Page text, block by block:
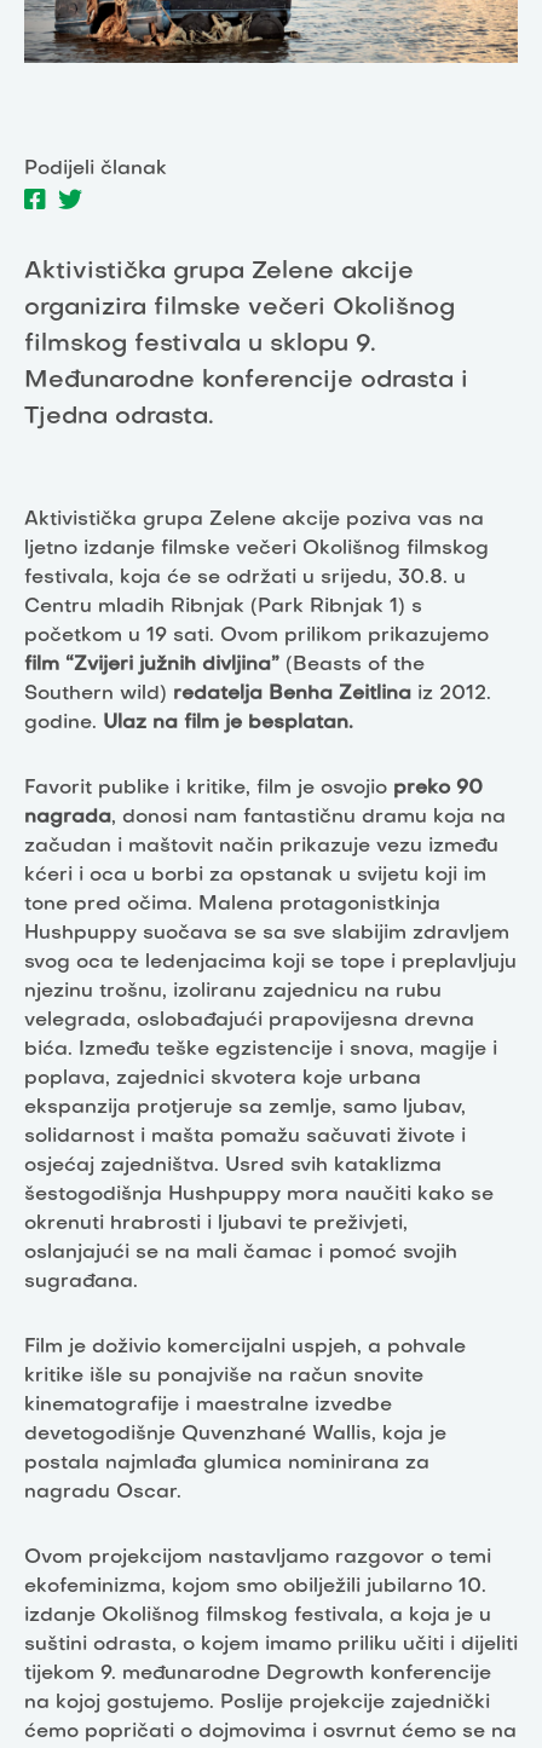
Podijeli članak
Aktivistička grupa Zelene akcije
organizira filmske večeri Okolišnog
filmskog festivala u sklopu 9.
Međunarodne konferencije odrasta i
Tjedna odrasta.
Aktivistička grupa Zelene akcije poziva vas na
ljetno izdanje filmske večeri Okolišnog filmskog
festivala, koja će se održati u srijedu, 30.8. u
Centru mladih Ribnjak (Park Ribnjak 1) s
početkom u 19 sati. Ovom prilikom prikazujemo
film “Zvijeri južnih divljina” (Beasts of the
Southern wild) redatelja Benha Zeitlina iz 2012.
godine. Ulaz na film je besplatan.
Favorit publike i kritike, film je osvojio preko 90
nagrada, donosi nam fantastičnu dramu koja na
začudan i maštovit način prikazuje vezu između
kćeri i oca u borbi za opstanak u svijetu koji im
tone pred očima. Malena protagonistkinja
Hushpuppy suočava se sa sve slabijim zdravljem
svog oca te ledenjacima koji se tope i preplavljuju
njezinu trošnu, izoliranu zajednicu na rubu
velegrada, oslobađajući prapovijesna drevna
bića. Između teške egzistencije i snova, magije i
poplava, zajednici skvotera koje urbana
ekspanzija protjeruje sa zemlje, samo ljubav,
solidarnost i mašta pomažu sačuvati živote i
osjećaj zajedništva. Usred svih kataklizma
šestogodišnja Hushpuppy mora naučiti kako se
okrenuti hrabrosti i ljubavi te preživjeti,
oslanjajući se na mali čamac i pomoć svojih
sugrađana.
Film je doživio komercijalni uspjeh, a pohvale
kritike išle su ponajviše na račun snovite
kinematografije i maestralne izvedbe
devetogodišnje Quvenzhané Wallis, koja je
postala najmlađa glumica nominirana za
nagradu Oscar.
Ovom projekcijom nastavljamo razgovor o temi
ekofeminizma, kojom smo obilježili jubilarno 10.
izdanje Okolišnog filmskog festivala, a koja je u
suštini odrasta, o kojem imamo priliku učiti i dijeliti
tijekom 9. međunarodne Degrowth konferencije
na kojoj gostujemo. Poslije projekcije zajednički
ćemo popričati o dojmovima i osvrnut ćemo se na